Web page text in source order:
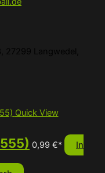
27299 Langwedel,
Quick View
0,99 €* In